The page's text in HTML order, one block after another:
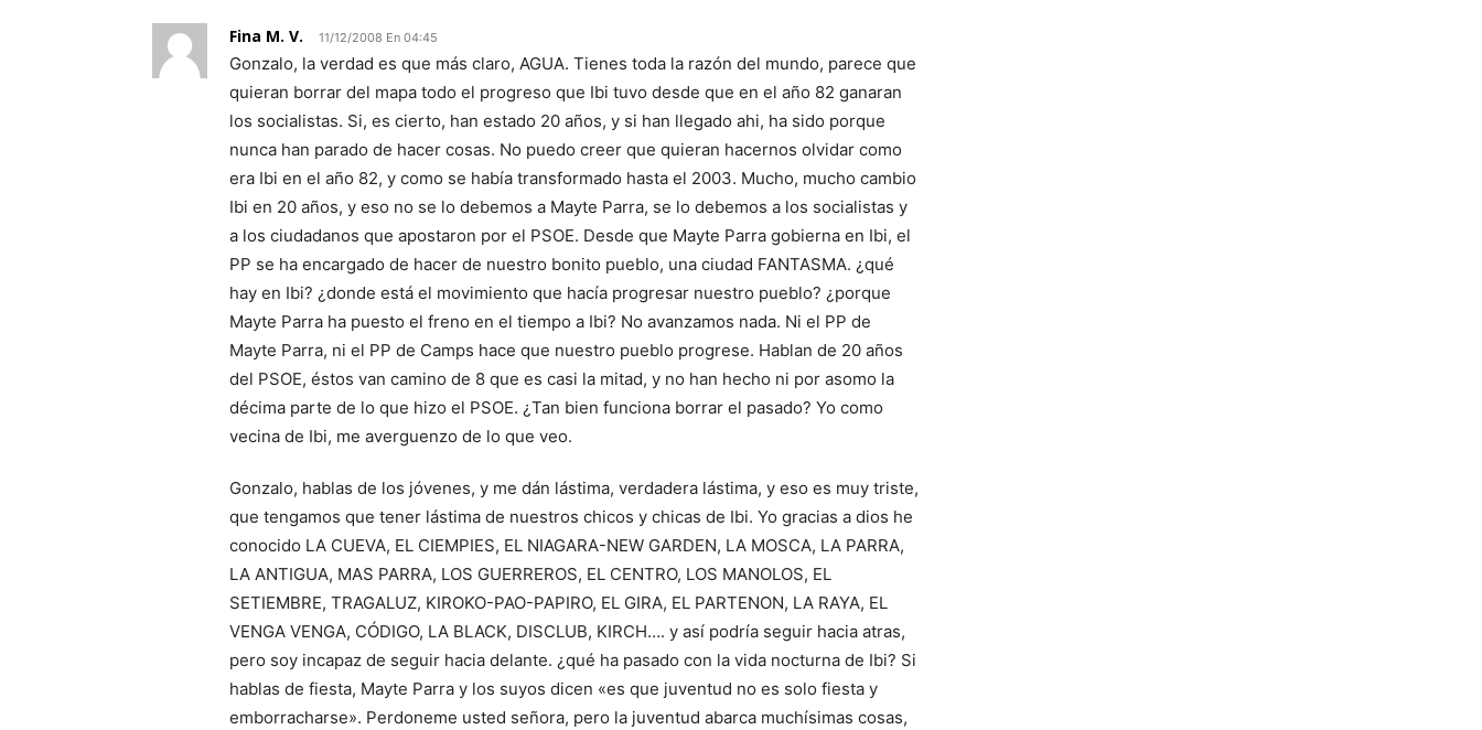
Fina M. V. 11/12/2008 En 04:45
Gonzalo, la verdad es que más claro, AGUA. Tienes toda la razón del mundo, parece que
quieran borrar del mapa todo el progreso que Ibi tuvo desde que en el año 82 ganaran
los socialistas. Si, es cierto, han estado 20 años, y si han llegado ahi, ha sido porque
nunca han parado de hacer cosas. No puedo creer que quieran hacernos olvidar como
era Ibi en el año 82, y como se había transformado hasta el 2003. Mucho, mucho cambio
Ibi en 20 años, y eso no se lo debemos a Mayte Parra, se lo debemos a los socialistas y
a los ciudadanos que apostaron por el PSOE. Desde que Mayte Parra gobierna en Ibi, el
PP se ha encargado de hacer de nuestro bonito pueblo, una ciudad FANTASMA. ¿qué
hay en Ibi? ¿donde está el movimiento que hacía progresar nuestro pueblo? ¿porque
Mayte Parra ha puesto el freno en el tiempo a Ibi? No avanzamos nada. Ni el PP de
Mayte Parra, ni el PP de Camps hace que nuestro pueblo progrese. Hablan de 20 años
del PSOE, éstos van camino de 8 que es casi la mitad, y no han hecho ni por asomo la
décima parte de lo que hizo el PSOE. ¿Tan bien funciona borrar el pasado? Yo como
vecina de Ibi, me averguenzo de lo que veo.
Gonzalo, hablas de los jóvenes, y me dán lástima, verdadera lástima, y eso es muy triste,
que tengamos que tener lástima de nuestros chicos y chicas de Ibi. Yo gracias a dios he
conocido LA CUEVA, EL CIEMPIES, EL NIAGARA-NEW GARDEN, LA MOSCA, LA PARRA,
LA ANTIGUA, MAS PARRA, LOS GUERREROS, EL CENTRO, LOS MANOLOS, EL
SETIEMBRE, TRAGALUZ, KIROKO-PAO-PAPIRO, EL GIRA, EL PARTENON, LA RAYA, EL
VENGA VENGA, CÓDIGO, LA BLACK, DISCLUB, KIRCH…. y así podría seguir hacia atras,
pero soy incapaz de seguir hacia delante. ¿qué ha pasado con la vida nocturna de Ibi? Si
hablas de fiesta, Mayte Parra y los suyos dicen «es que juventud no es solo fiesta y
emborracharse». Perdoneme usted señora, pero la juventud abarca muchísimas cosas,